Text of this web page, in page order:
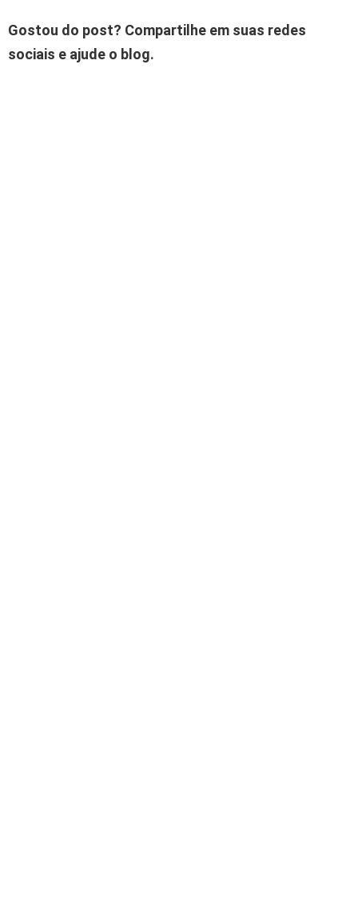
Gostou do post? Compartilhe em suas redes
sociais e ajude o blog.